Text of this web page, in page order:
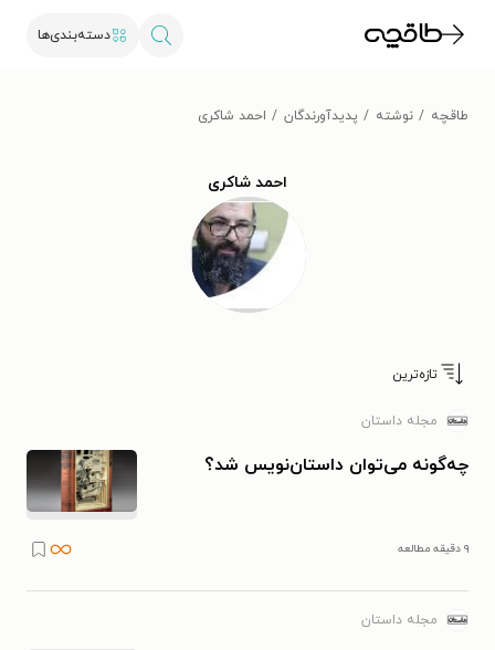
دسته‌بندی‌ها
طاقچه نوشته پدیدآورندگان احمد شاکری
احمد شاکری
تازه‌ترین
مجله داستان
چه‌گونه می‌توان داستان‌نویس شد؟
۹ دقیقه مطالعه
مجله داستان